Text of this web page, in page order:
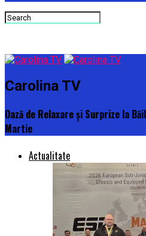
Carolina TV
Oază de Relaxare și Surprize la
Martie
Actualitate